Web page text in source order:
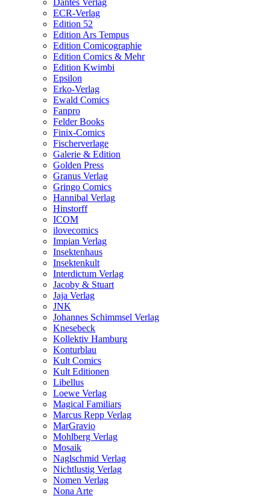
Dantes Verlag
ECR-Verlag
Edition 52
Edition Ars Tempus
Edition Comicographie
Edition Comics & Mehr
Edition Kwimbi
Epsilon
Erko-Verlag
Ewald Comics
Fanpro
Felder Books
Finix-Comics
Fischerverlage
Galerie & Edition
Golden Press
Granus Verlag
Gringo Comics
Hannibal Verlag
Hinstorff
ICOM
ilovecomics
Impian Verlag
Insektenhaus
Insektenkult
Interdictum Verlag
Jacoby & Stuart
Jaja Verlag
JNK
Johannes Schimmsel Verlag
Knesebeck
Kollektiv Hamburg
Konturblau
Kult Comics
Kult Editionen
Libellus
Loewe Verlag
Magical Familiars
Marcus Repp Verlag
MarGravio
Mohlberg Verlag
Mosaik
Naglschmid Verlag
Nichtlustig Verlag
Nomen Verlag
Nona Arte